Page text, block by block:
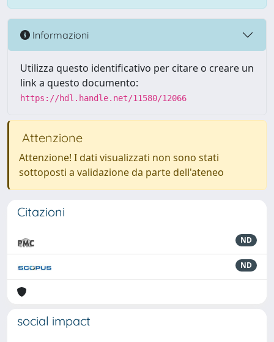
Informazioni
Utilizza questo identificativo per citare o creare un
link a questo documento:
https://hdl.handle.net/11580/12066
Attenzione
Attenzione! I dati visualizzati non sono stati
sottoposti a validazione da parte dell'ateneo
Citazioni
ND
ND
social impact